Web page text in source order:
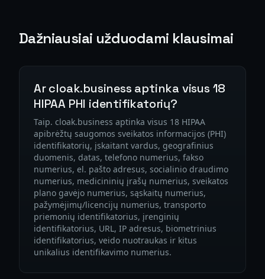
Dažniausiai užduodami klausimai
Ar cloak.business aptinka visus 18
HIPAA PHI identifikatorių?
Taip. cloak.business aptinka visus 18 HIPAA
apibrėžtų saugomos sveikatos informacijos (PHI)
identifikatorių, įskaitant vardus, geografinius
duomenis, datas, telefono numerius, fakso
numerius, el. pašto adresus, socialinio draudimo
numerius, medicininių įrašų numerius, sveikatos
plano gavėjo numerius, sąskaitų numerius,
pažymėjimų/licencijų numerius, transporto
priemonių identifikatorius, įrenginių
identifikatorius, URL, IP adresus, biometrinius
identifikatorius, veido nuotraukas ir kitus
unikalius identifikavimo numerius.